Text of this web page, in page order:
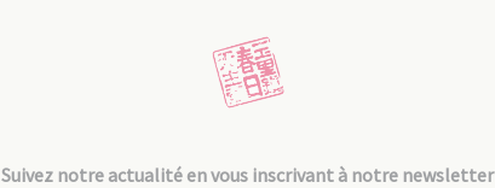
Suivez notre actualité en vous inscrivant à notre newsletter